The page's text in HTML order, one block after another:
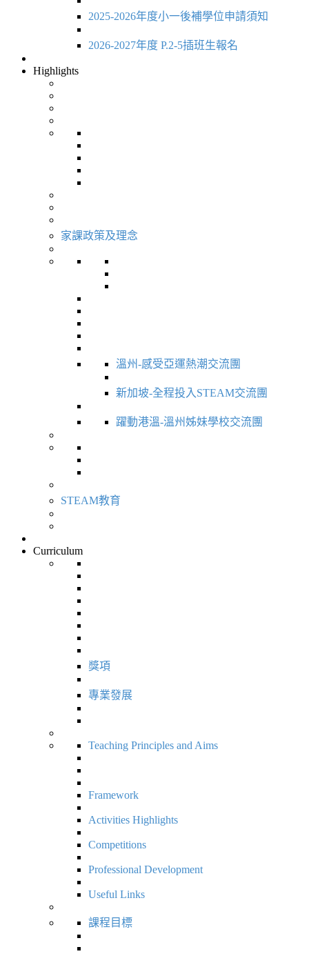
2025-2026年度小一後補學位申請須知
2026-2027年度 P.2-5插班生報名
Highlights
家課政策及理念
溫州-感受亞運熱潮交流團
新加坡-全程投入STEAM交流團
躍動港溫-溫州姊妹學校交流團
STEAM教育
Curriculum
獎項
專業發展
Teaching Principles and Aims
Framework
Activities Highlights
Competitions
Professional Development
Useful Links
課程目標